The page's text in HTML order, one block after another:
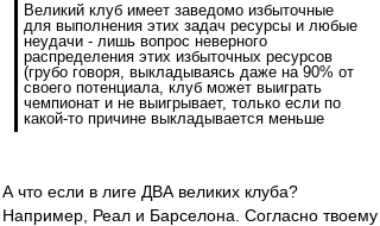
Великий клуб имеет заведомо избыточные
для выполнения этих задач ресурсы и любые
неудачи - лишь вопрос неверного
распределения этих избыточных ресурсов
(грубо говоря, выкладываясь даже на 90% от
своего потенциала, клуб может выиграть
чемпионат и не выигрывает, только если по
какой-то причине выкладывается меньше
А что если в лиге ДВА великих клуба?
Например, Реал и Барселона. Согласно твоему